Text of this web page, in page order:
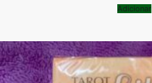
Adicionar